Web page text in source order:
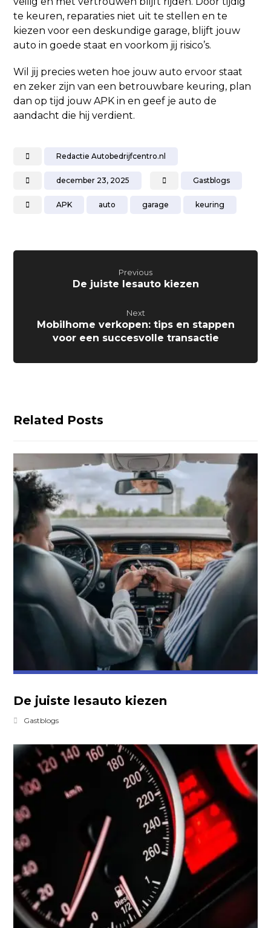
te keuren, reparaties niet uit te stellen en te
kiezen voor een deskundige garage, blijft jouw
auto in goede staat en voorkom jij risico’s.
Wil jij precies weten hoe jouw auto ervoor staat
en zeker zijn van een betrouwbare keuring, plan
dan op tijd jouw APK in en geef je auto de
aandacht die hij verdient.
Redactie Autobedrijfcentro.nl
december 23, 2025 Gastblogs
APK auto garage keuring
Previous
De juiste lesauto kiezen
Next
Mobilhome verkopen: tips en stappen
voor een succesvolle transactie
Related Posts
De juiste lesauto kiezen
Gastblogs